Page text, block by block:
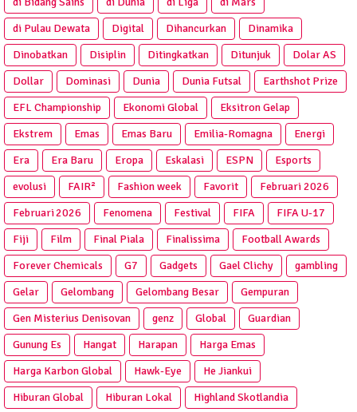
di Pulau Dewata
Digital Dihancurkan
Dinamika
Dinobatkan
Disiplin Ditingkatkan Ditunjuk
Dolar AS
Dollar
Dominasi Dunia Dunia Futsal
Earthshot Prize
EFL Championship
Ekonomi Global
Eksitron Gelap
Ekstrem
Emas Emas Baru Emilia-Romagna
Energi
Era
Era Baru Eropa Eskalasi ESPN
Esports
evolusi
FAIR² Fashion week Favorit
Februari 2026
Februari 2026
Fenomena Festival FIFA
FIFA U-17
Fiji
Film Final Piala Finalissima
Football Awards
Forever Chemicals
G7 Gadgets Gael Clichy
gambling
Gelar
Gelombang Gelombang Besar
Gempuran
Gen Misterius Denisovan
genz Global
Guardian
Gunung Es
Hangat Harapan
Harga Emas
Harga Karbon Global
Hawk-Eye
He Jiankui
Hiburan Global
Hiburan Lokal
Highland Skotlandia